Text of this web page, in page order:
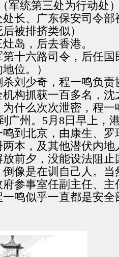
军统第三处为行动处）
长、广东保安司令
被排挤类似）
岛，后去香港。
十六路司令，后任
位。）
刘少奇，程一鸣负
构抓获一百多名，
什么次次泄密，程一
广州。5月8日早上
到北京，由康生、
本，及其他潜伏内
前夕，没能设法阻
像是在训自己人。
参事室任副主任、
鸣似乎一直都是安